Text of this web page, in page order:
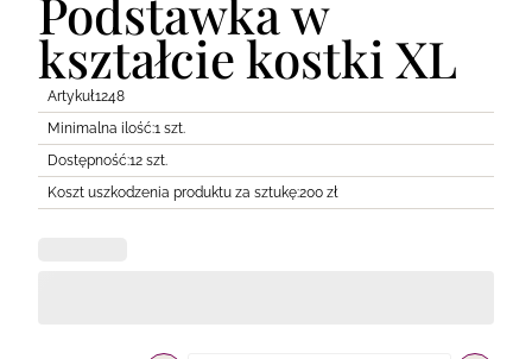
Podstawka w
kształcie kostki XL
Artykuł1248
Minimalna ilość:1 szt.
Dostępność:12 szt.
Koszt uszkodzenia produktu za sztukę:200 zł